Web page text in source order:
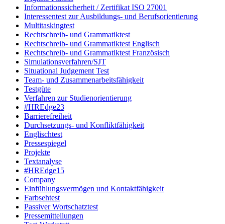
Informationssicherheit / Zertifikat ISO 27001
Interessentest zur Ausbildungs- und Berufsorientierung
Multitaskingtest
Rechtschreib- und Grammatiktest
Rechtschreib- und Grammatiktest Englisch
Rechtschreib- und Grammatiktest Französisch
Simulationsverfahren/SJT
Situational Judgement Test
Team- und Zusammenarbeitsfähigkeit
Testgüte
Verfahren zur Studienorientierung
#HREdge23
Barrierefreiheit
Durchsetzungs- und Konfliktfähigkeit
Englischtest
Pressespiegel
Projekte
Textanalyse
#HREdge15
Company
Einfühlungsvermögen und Kontaktfähigkeit
Farbsehtest
Passiver Wortschatztest
Pressemitteilungen